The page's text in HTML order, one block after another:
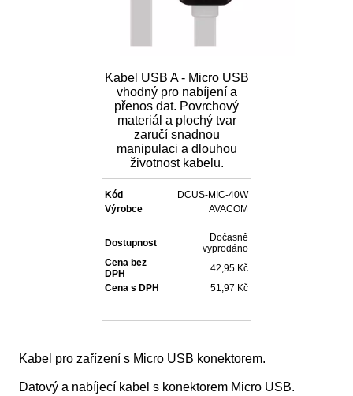
Kabel USB A - Micro USB
vhodný pro nabíjení a
přenos dat. Povrchový
materiál a plochý tvar
zaručí snadnou
manipulaci a dlouhou
životnost kabelu.
Kód
DCUS-MIC-40W
Výrobce
AVACOM
Dostupnost
Dočasně
vyprodáno
Cena bez
DPH
42,95 Kč
Cena s DPH
51,97 Kč
Kabel pro zařízení s Micro USB konektorem.
Datový a nabíjecí kabel s konektorem Micro USB.